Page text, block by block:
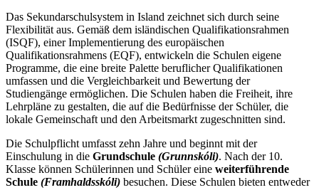
Das Sekundarschulsystem in Island zeichnet sich durch seine
Flexibilität aus. Gemäß dem isländischen Qualifikationsrahmen
(ISQF), einer Implementierung des europäischen
Qualifikationsrahmens (EQF), entwickeln die Schulen eigene
Programme, die eine breite Palette beruflicher Qualifikationen
umfassen und die Vergleichbarkeit und Bewertung der
Studiengänge ermöglichen. Die Schulen haben die Freiheit, ihre
Lehrpläne zu gestalten, die auf die Bedürfnisse der Schüler, die
lokale Gemeinschaft und den Arbeitsmarkt zugeschnitten sind.
Die Schulpflicht umfasst zehn Jahre und beginnt mit der
Einschulung in die Grundschule (Grunnskóli). Nach der 10.
Klasse können Schülerinnen und Schüler eine weiterführende
Schule (Framhaldsskóli) besuchen. Diese Schulen bieten entweder